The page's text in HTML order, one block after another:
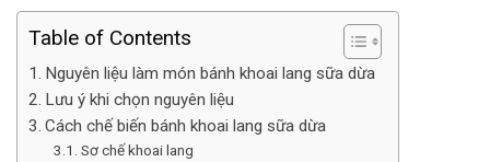
Table of Contents
Nguyên liệu làm món bánh khoai lang sữa dừa
Lưu ý khi chọn nguyên liệu
Cách chế biến bánh khoai lang sữa dừa
Sơ chế khoai lang